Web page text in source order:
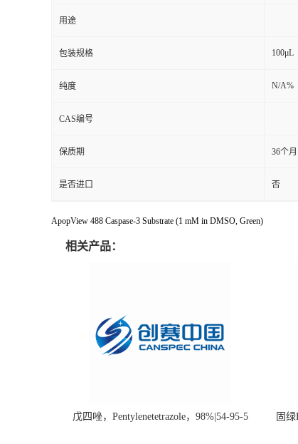
用途
包装规格 100μL
纯度 N/A%
CAS编号
保质期 36个月
是否进口 否
ApopView 488 Caspase-3 Substrate (1 mM in DMSO, Green)
相关产品：
戊四唑，Pentylenetetrazole，98%|54-95-5 固绿